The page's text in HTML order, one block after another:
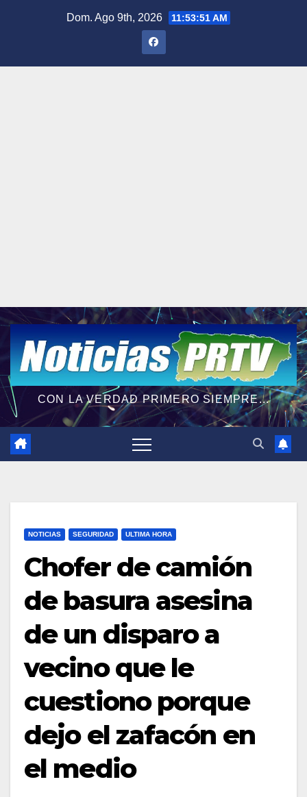
Dom. Ago 9th, 2026 11:53:52 AM
CON LA VERDAD PRIMERO SIEMPRE...
NOTICIAS SEGURIDAD ULTIMA HORA
Chofer de camión
de basura asesina
de un disparo a
vecino que le
cuestiono porque
dejo el zafacón en
el medio